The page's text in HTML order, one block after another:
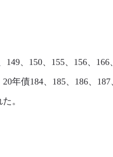
、150、155、156、166、
年債184、185、186、187
。